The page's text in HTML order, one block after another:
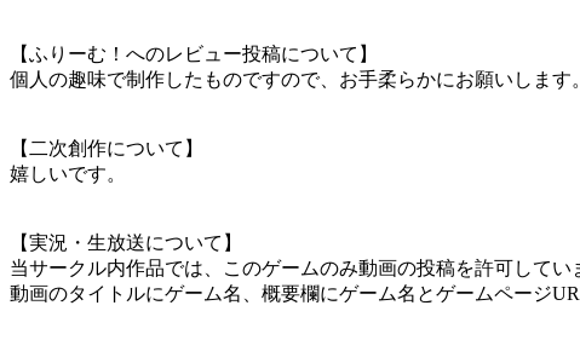
【ふりーむ！へのレビュー投稿について】
個人の趣味で制作したものですので、お手柔らかにお願いします。
【二次創作について】
嬉しいです。
【実況・生放送について】
当サークル内作品では、このゲームのみ動画の投稿を許可してい
動画のタイトルにゲーム名、概要欄にゲーム名とゲームページ